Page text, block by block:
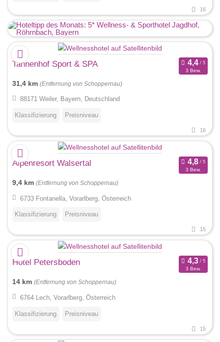
16
Tannenhof Sport & SPA
3 Bew.
31,4 km (Entfernung von Schoppernau)
88171 Weiler, Bayern, Deutschland
Klassifizierung Preisniveau
16
Alpenresort Walsertal
3 Bew.
9,4 km (Entfernung von Schoppernau)
6733 Fontanella, Vorarlberg, Österreich
Klassifizierung Preisniveau
15
Hotel Petersboden
3 Bew.
14 km (Entfernung von Schoppernau)
6764 Lech, Vorarlberg, Österreich
Klassifizierung Preisniveau
15